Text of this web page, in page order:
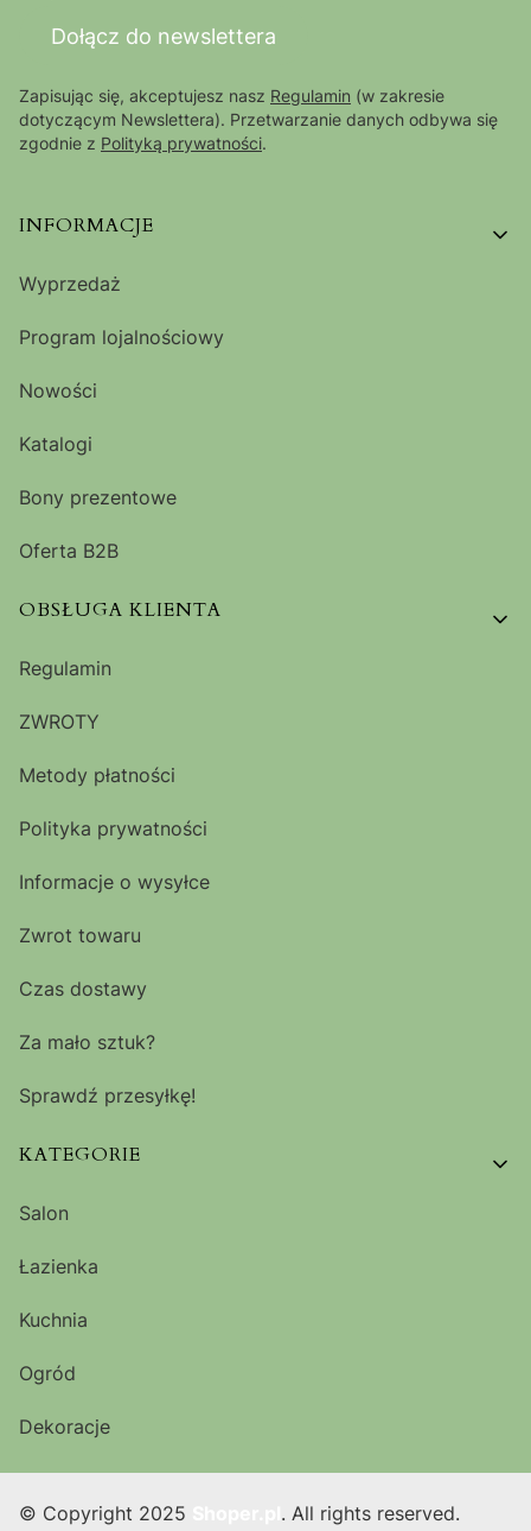
Dołącz do newslettera
Zapisując się, akceptujesz nasz Regulamin (w zakresie
dotyczącym Newslettera). Przetwarzanie danych odbywa się
zgodnie z Polityką prywatności.
Linki w stopce
INFORMACJE
Wyprzedaż
Program lojalnościowy
Nowości
Katalogi
Bony prezentowe
Oferta B2B
OBSŁUGA KLIENTA
Regulamin
ZWROTY
Metody płatności
Polityka prywatności
Informacje o wysyłce
Zwrot towaru
Czas dostawy
Za mało sztuk?
Sprawdź przesyłkę!
KATEGORIE
Salon
Łazienka
Kuchnia
Ogród
Dekoracje
© Copyright 2025 . All rights reserved.